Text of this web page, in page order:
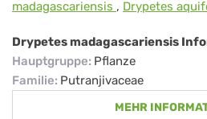
madagascariensis , Drypetes
Drypetes madagascariensis
Hauptgruppe: Pflanze
Familie: Putranjivaceae
MEHR